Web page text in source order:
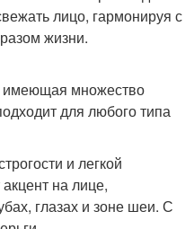
лицо, гармонируя с
жизни.
имеющая множество
для любого типа
и легкой
на лице,
глазах и зоне шеи. С